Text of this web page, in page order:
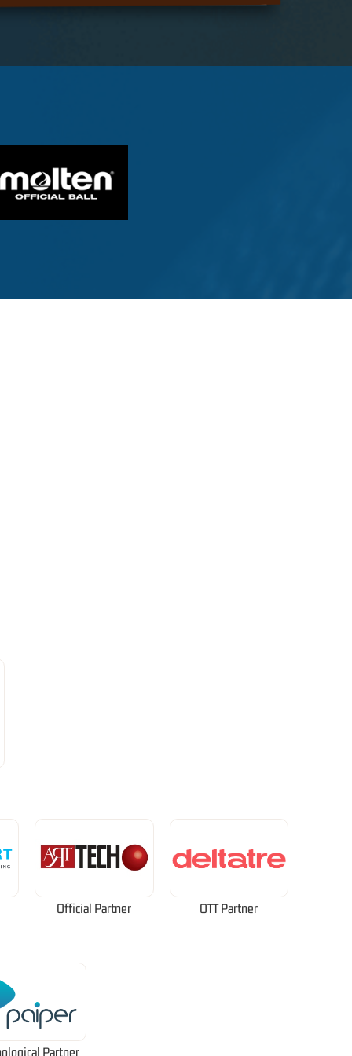
Official Partner OTT Partner
Partner